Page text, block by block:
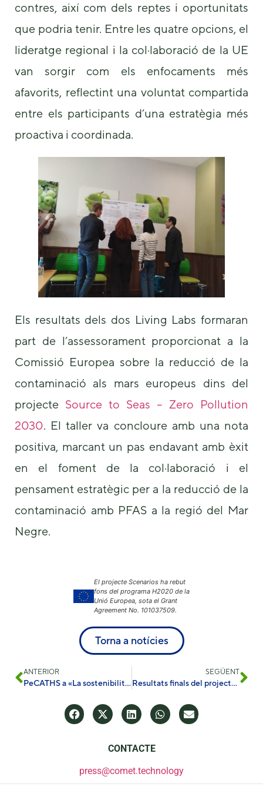
contres, així com dels reptes i oportunitats
que podria tenir. Entre les quatre opcions, el
lideratge regional i la col·laboració de la UE
van sorgir com els enfocaments més
afavorits, reflectint una voluntat compartida
entre els participants d’una estratègia més
proactiva i coordinada.
Els resultats dels dos Living Labs formaran
part de l’assessorament proporcionat a la
Comissió Europea sobre la reducció de la
contaminació als mars europeus dins del
projecte Source to Seas – Zero Pollution
2030. El taller va concloure amb una nota
positiva, marcant un pas endavant amb èxit
en el foment de la col·laboració i el
pensament estratègic per a la reducció de la
contaminació amb PFAS a la regió del Mar
Negre.
El projecte Scenarios ha rebut
fons del programa H2020 de la
Unió Europea, sota el Grant
Agreement No. 101037509.
Torna a notícies
ANTERIOR
PeCATHS a «La sostenibilitat s’uneix a l’escalabilitat»
SEGÜENT
Resultats finals del projecte HYBRIS
CONTACTE
press@comet.technology